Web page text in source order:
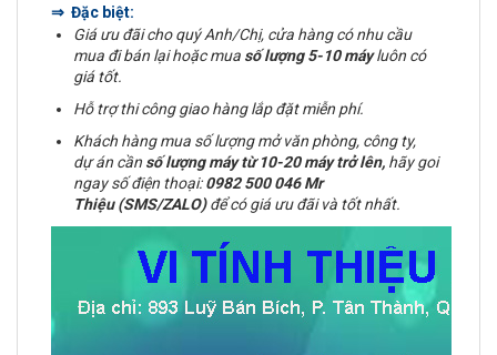
⇒ Đặc biệt:
Giá ưu đãi cho quý Anh/Chị, cửa hàng có nhu cầu
mua đi bán lại hoặc mua số lượng 5-10 máyluôn có
giá tốt.
Hỗ trợ thi công giao hàng lắp đặt miễn phí.
Khách hàng mua số lượng mở văn phòng, công ty,
dự án cần số lượng máy từ 10-20 máy trở lên, hãy goi
ngay số điện thoại:0982 500 046 Mr
Thiệu (SMS/ZALO)để có giá ưu đãi và tốt nhất.